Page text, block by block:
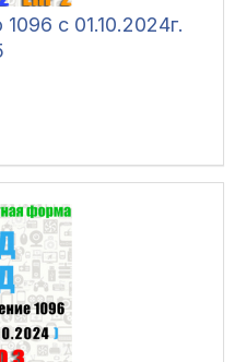
с 01.10.2024г.